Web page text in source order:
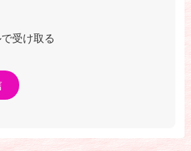
受け取る